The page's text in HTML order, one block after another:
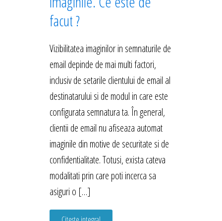
facut ?
Vizibilitatea imaginilor in semnaturile de
email depinde de mai multi factori,
inclusiv de setarile clientului de email al
destinatarului si de modul in care este
configurata semnatura ta. În general,
clientii de email nu afiseaza automat
imaginile din motive de securitate si de
confidentialitate. Totusi, exista cateva
modalitati prin care poti incerca sa
asiguri o […]